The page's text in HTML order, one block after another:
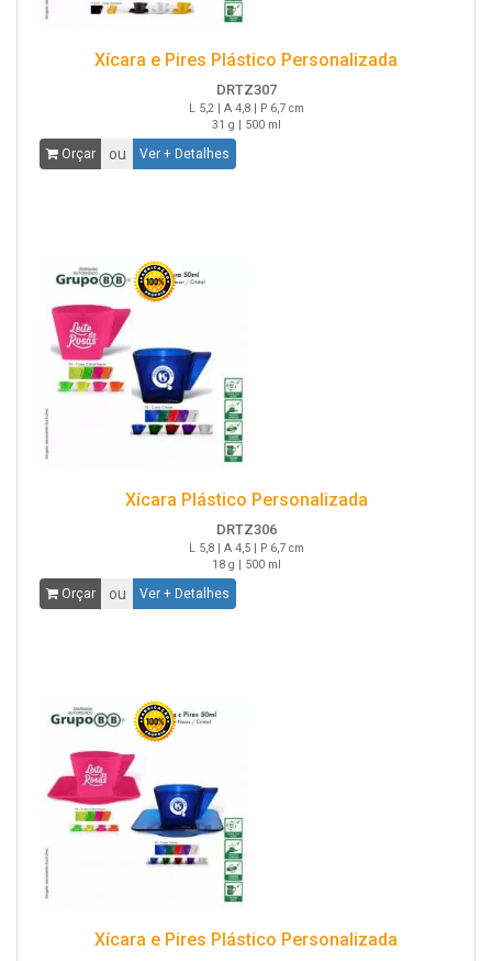
Xícara e Pires Plástico Personalizada
DRTZ307
L 5,2 | A 4,8 | P 6,7 cm
31 g | 500 ml
Orçar ou Ver + Detalhes
Xícara Plástico Personalizada
DRTZ306
L 5,8 | A 4,5 | P 6,7 cm
18 g | 500 ml
Orçar ou Ver + Detalhes
Xícara e Pires Plástico Personalizada